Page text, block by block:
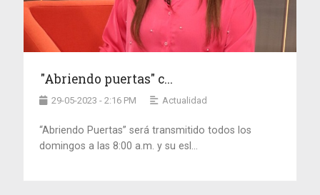
"Abriendo puertas" c...
29-05-2023 - 2:16 PM Actualidad
“Abriendo Puertas” será transmitido todos los
domingos a las 8:00 a.m. y su esl...